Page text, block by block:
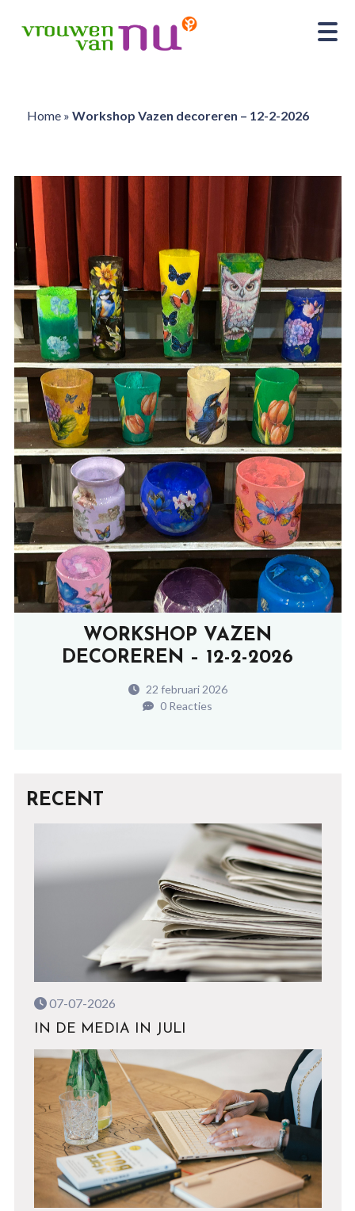
Home» Workshop Vazen decoreren – 12-2-2026
WORKSHOP VAZEN
DECOREREN – 12-2-2026
22 februari 2026
0 Reacties
RECENT
07-07-2026
IN DE MEDIA IN JULI